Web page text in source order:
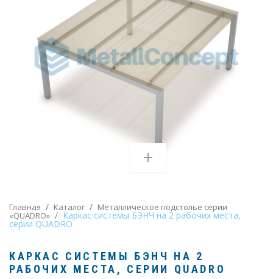
Главная / Каталог / Металлическое подстолье серии
«QUADRO» / Каркас системы БЭНЧ на 2 рабочих места,
серии QUADRO
КАРКАС СИСТЕМЫ БЭНЧ НА 2
РАБОЧИХ МЕСТА, СЕРИИ QUADRO